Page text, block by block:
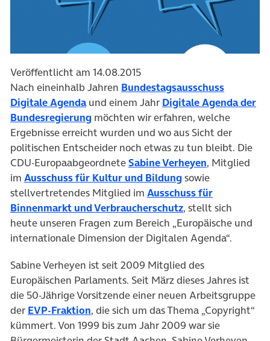
Veröffentlicht am 14.08.2015
Nach eineinhalb Jahren Bundestagsausschuss
Digitale Agenda(öffnet in neuem Tab)
und einem Jahr Digitale Agenda der
Bundesregierung(öffnet in neuem Tab)
möchten wir erfahren, welche
Ergebnisse erreicht wurden und wo aus Sicht der
politischen Entscheider noch etwas zu tun bleibt. Die
CDU-EuropaabgeordneteSabine Verheyen(öffnet in
, Mitglied
im Ausschuss für Kultur und Bildung(öffnet in neuem
sowie
stellvertretendes Mitglied im Ausschuss für
Binnenmarkt und Verbraucherschutz(öffnet in neuem
, stellt sich
heute unseren Fragen zum Bereich „Europäische und
internationale Dimension der Digitalen Agenda“.
Sabine Verheyen ist seit 2009 Mitglied des
Europäischen Parlaments. Seit März dieses Jahres ist
die 50-Jährige Vorsitzende einer neuen Arbeitsgruppe
der EVP-Fraktion(öffnet in neuem Tab)
, die sich um das Thema „Copyright“
kümmert. Von 1999 bis zum Jahr 2009 war sie